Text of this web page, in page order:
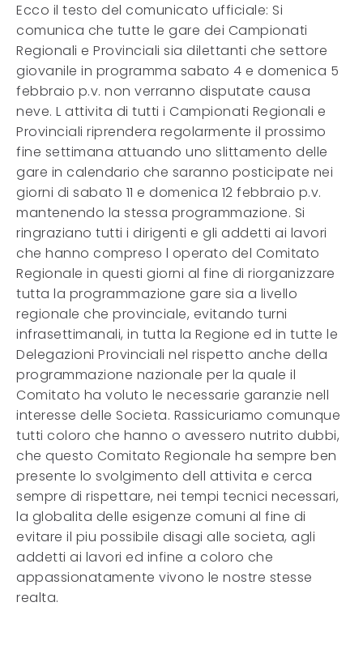
Ecco il testo del comunicato ufficiale: Si
comunica che tutte le gare dei Campionati
Regionali e Provinciali sia dilettanti che settore
giovanile in programma sabato 4 e domenica 5
febbraio p.v. non verranno disputate causa
neve. L attivita di tutti i Campionati Regionali e
Provinciali riprendera regolarmente il prossimo
fine settimana attuando uno slittamento delle
gare in calendario che saranno posticipate nei
giorni di sabato 11 e domenica 12 febbraio p.v.
mantenendo la stessa programmazione. Si
ringraziano tutti i dirigenti e gli addetti ai lavori
che hanno compreso l operato del Comitato
Regionale in questi giorni al fine di riorganizzare
tutta la programmazione gare sia a livello
regionale che provinciale, evitando turni
infrasettimanali, in tutta la Regione ed in tutte le
Delegazioni Provinciali nel rispetto anche della
programmazione nazionale per la quale il
Comitato ha voluto le necessarie garanzie nell
interesse delle Societa. Rassicuriamo comunque
tutti coloro che hanno o avessero nutrito dubbi,
che questo Comitato Regionale ha sempre ben
presente lo svolgimento dell attivita e cerca
sempre di rispettare, nei tempi tecnici necessari,
la globalita delle esigenze comuni al fine di
evitare il piu possibile disagi alle societa, agli
addetti ai lavori ed infine a coloro che
appassionatamente vivono le nostre stesse
realta.